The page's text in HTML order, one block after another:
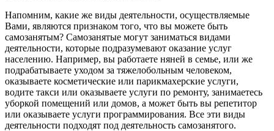
Напомним, какие же виды деятельности, осуществляемые
Вами, являются признаком того, что вы можете быть
самозанятым? Самозанятые могут заниматься видами
деятельности, которые подразумевают оказание услуг
населению. Например, вы работаете няней в семье, или же
подрабатываете уходом за тяжелобольным человеком,
оказываете косметические или парикмахерские услуги,
водите такси или оказываете услуги по ремонту, занимаетесь
уборкой помещений или домов, а может быть вы репетитор
или оказываете услуги программирования. Все эти виды
деятельности подходят под деятельность самозанятого.